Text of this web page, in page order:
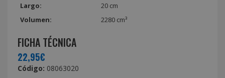
Largo:
20 cm
Volumen:
2280 cm³
FICHA TÉCNICA
22,95€
Código: 08063020